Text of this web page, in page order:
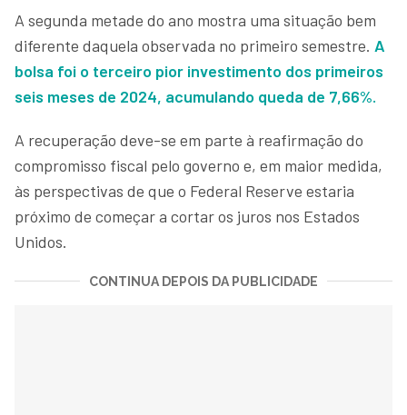
A segunda metade do ano mostra uma situação bem
diferente daquela observada no primeiro semestre. A
bolsa foi o terceiro pior investimento dos primeiros
seis meses de 2024, acumulando queda de 7,66%.
A recuperação deve-se em parte à reafirmação do
compromisso fiscal pelo governo e, em maior medida,
às perspectivas de que o Federal Reserve estaria
próximo de começar a cortar os juros nos Estados
Unidos.
CONTINUA DEPOIS DA PUBLICIDADE